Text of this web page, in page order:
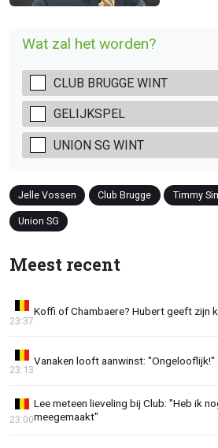
Wat zal het worden?
CLUB BRUGGE WINT
GELIJKSPEL
UNION SG WINT
Jelle Vossen Club Brugge Timmy
Union SG
Meest recent
Koffi of Chambaere? Hubert geeft zijn
23:37
Vanaken looft aanwinst: "Ongelooflijk!"
23:13
Lee meteen lieveling bij Club: "Heb ik
meegemaakt"
23:00